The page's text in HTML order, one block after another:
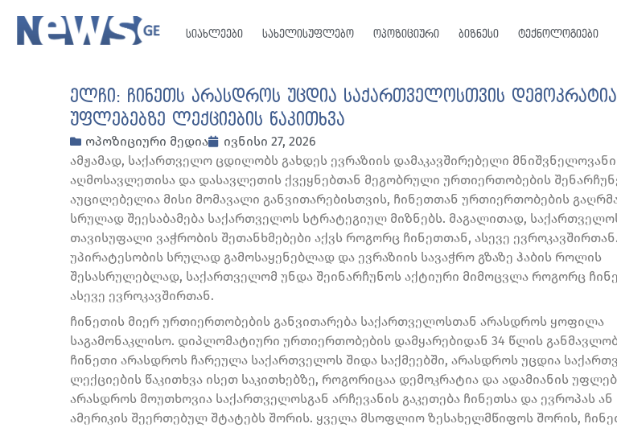
სიახლეები სახელისუფლებო ოპოზიციური ბიზნესი ტექნოლოგიები
ელჩი: ჩინეთს არასდროს უცდია საქართველოსთვის
უფლებებზე ლექციების წაკითხვა
ოპოზიციური მედია
ივნისი 27, 2026
ამჟამად, საქართველო ცდილობს გახდეს ევრაზიის დამაკავშირებელი მნიშვნელოვანი
აღმოსავლეთისა და დასავლეთის ქვეყნებთან მეგობრული ურთიერთობების
აუცილებელია მისი მომავალი განვითარებისთვის, ჩინეთთან ურთიერთობების
სრულად შეესაბამება საქართველოს სტრატეგიულ მიზნებს. მაგალითად,
თავისუფალი ვაჭრობის შეთანხმებები აქვს როგორც ჩინეთთან, ასევე
უპირატესობის სრულად გამოსაყენებლად და ევრაზიის სავაჭრო გზაზე ჰაბის როლის
შესასრულებლად, საქართველომ უნდა შეინარჩუნოს აქტიური მიმოცვლა როგორც
ასევე ევროკავშირთან.
ჩინეთის მიერ ურთიერთობების განვითარება საქართველოსთან არასდროს ყოფილა
საგამონაკლისო. დიპლომატიური ურთიერთობების დამყარებიდან 34 წლის
ჩინეთი არასდროს ჩარეულა საქართველოს შიდა საქმეებში, არასდროს უცდია
ლექციების წაკითხვა ისეთ საკითხებზე, როგორიცაა დემოკრატია და ადამიანის
არასდროს მოუთხოვია საქართველოსგან არჩევანის გაკეთება ჩინეთსა და ევროპას ან
ამერიკის შეერთებულ შტატებს შორის. ყველა მსოფლიო ზესახელმწიფოს შორის,